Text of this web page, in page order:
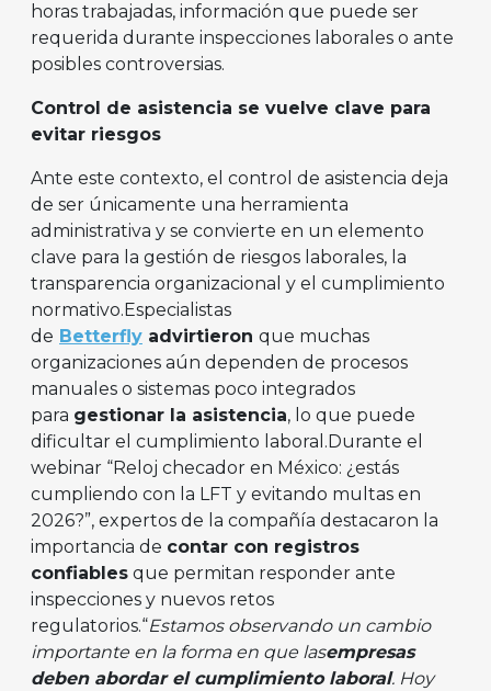
horas trabajadas, información que puede ser
requerida durante inspecciones laborales o ante
posibles controversias.
Control de asistencia se vuelve clave para
evitar riesgos
Ante este contexto, el control de asistencia deja
de ser únicamente una herramienta
administrativa y se convierte en un elemento
clave para la gestión de riesgos laborales, la
transparencia organizacional y el cumplimiento
normativo.Especialistas
de Betterfly advirtieron que muchas
organizaciones aún dependen de procesos
manuales o sistemas poco integrados
para gestionar la asistencia, lo que puede
dificultar el cumplimiento laboral.Durante el
webinar “Reloj checador en México: ¿estás
cumpliendo con la LFT y evitando multas en
2026?”, expertos de la compañía destacaron la
importancia de contar con registros
confiables que permitan responder ante
inspecciones y nuevos retos
regulatorios.“Estamos observando un cambio
importante en la forma en que lasempresas
deben abordar el cumplimiento laboral. Hoy